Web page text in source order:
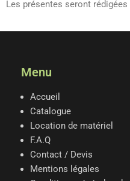
Les présentes seront
Menu
Accueil
Catalogue
Location de matériel
F.A.Q
Contact / Devis
Mentions légales